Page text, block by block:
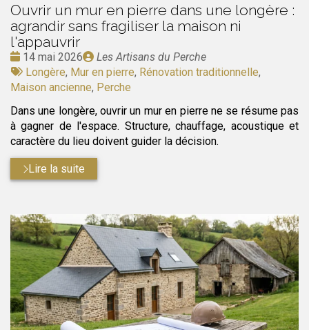
Ouvrir un mur en pierre dans une longère :
agrandir sans fragiliser la maison ni
l'appauvrir
Date
:
14 mai 2026
Publié
par
Les Artisans du Perche
Tags
:
Longère, Mur en pierre, Rénovation traditionnelle,
Maison ancienne, Perche
Dans une longère, ouvrir un mur en pierre ne se résume pas
à gagner de l'espace. Structure, chauffage, acoustique et
caractère du lieu doivent guider la décision.
Lire la suite